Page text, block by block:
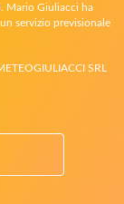
Mario Giuliacci ha
servizio previsionale
SRL